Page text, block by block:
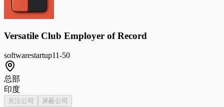
Versatile Club Employer of Record
softwarestartup11-50
总部
印度
关注公司 屏蔽公司